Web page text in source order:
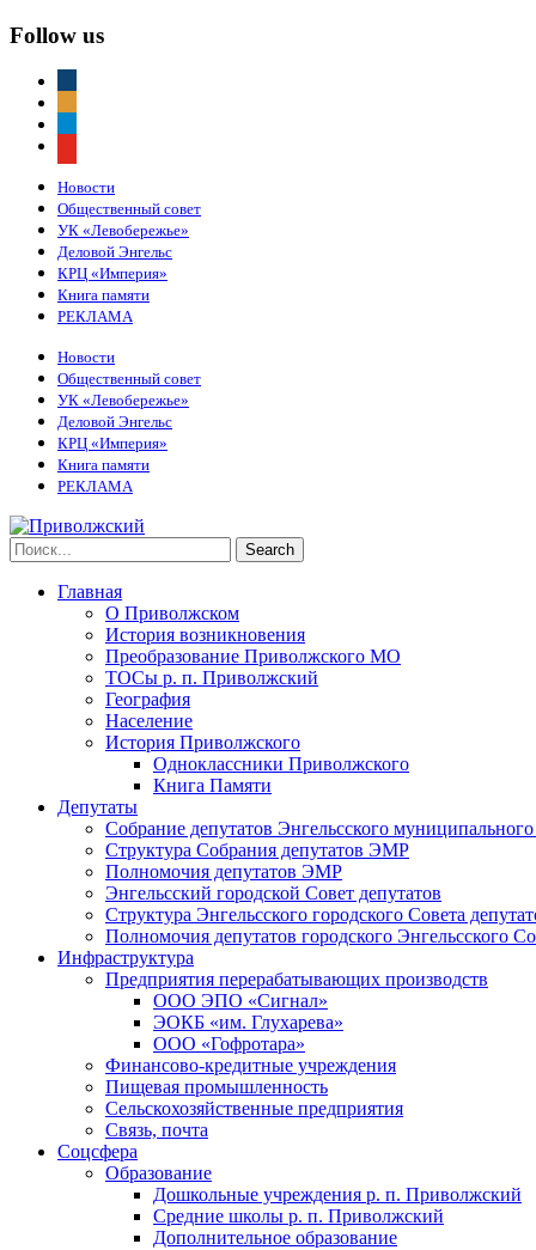
Follow us
Новости
Общественный совет
УК «Левобережье»
Деловой Энгельс
КРЦ «Империя»
Книга памяти
РЕКЛАМА
Новости
Общественный совет
УК «Левобережье»
Деловой Энгельс
КРЦ «Империя»
Книга памяти
РЕКЛАМА
Главная
О Приволжском
История возникновения
Преобразование Приволжского МО
ТОСы р. п. Приволжский
География
Население
История Приволжского
Одноклассники Приволжского
Книга Памяти
Депутаты
Собрание депутатов Энгельсского
Структура Собрания депутатов ЭМР
Полномочия депутатов ЭМР
Энгельсский городской Совет депутатов
Структура Энгельсского городского Совета
Полномочия депутатов городского Энгельсского
Инфраструктура
Предприятия перерабатывающих производств
ООО ЭПО «Сигнал»
ЭОКБ «им. Глухарева»
ООО «Гофротара»
Финансово-кредитные учреждения
Пищевая промышленность
Сельскохозяйственные предприятия
Связь, почта
Соцсфера
Образование
Дошкольные учреждения р. п. Приволжский
Средние школы р. п. Приволжский
Дополнительное образование